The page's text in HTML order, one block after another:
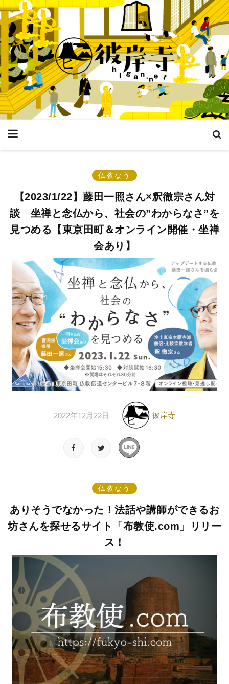
仏教なう
【2023/1/22】藤田一照さん×釈徹宗さん対
談 坐禅と念仏から、社会の”わからなさ”を
見つめる【東京田町＆オンライン開催・坐禅
会あり】
2022年12月22日 彼岸寺
仏教なう
ありそうでなかった！法話や講師ができるお
坊さんを探せるサイト「布教使.com」リリー
ス！